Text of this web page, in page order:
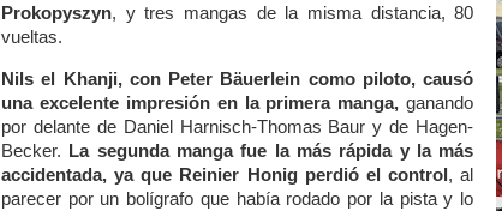
Prokopyszyn, y tres mangas de la misma distancia, 80
vueltas.
Nils el Khanji, con Peter Bäuerlein como piloto, causó
una excelente impresión en la primera manga, ganando
por delante de Daniel Harnisch-Thomas Baur y de Hagen-
Becker.
La segunda manga fue la más rápida y la más
accidentada, ya que Reinier Honig perdió el control , al
parecer por un bolígrafo que había rodado por la pista y lo